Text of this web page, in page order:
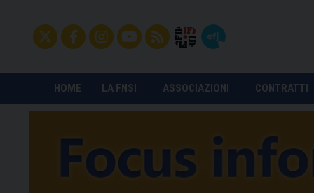
HOME LA FNSI ASSOCIAZIONI CONTRATTI